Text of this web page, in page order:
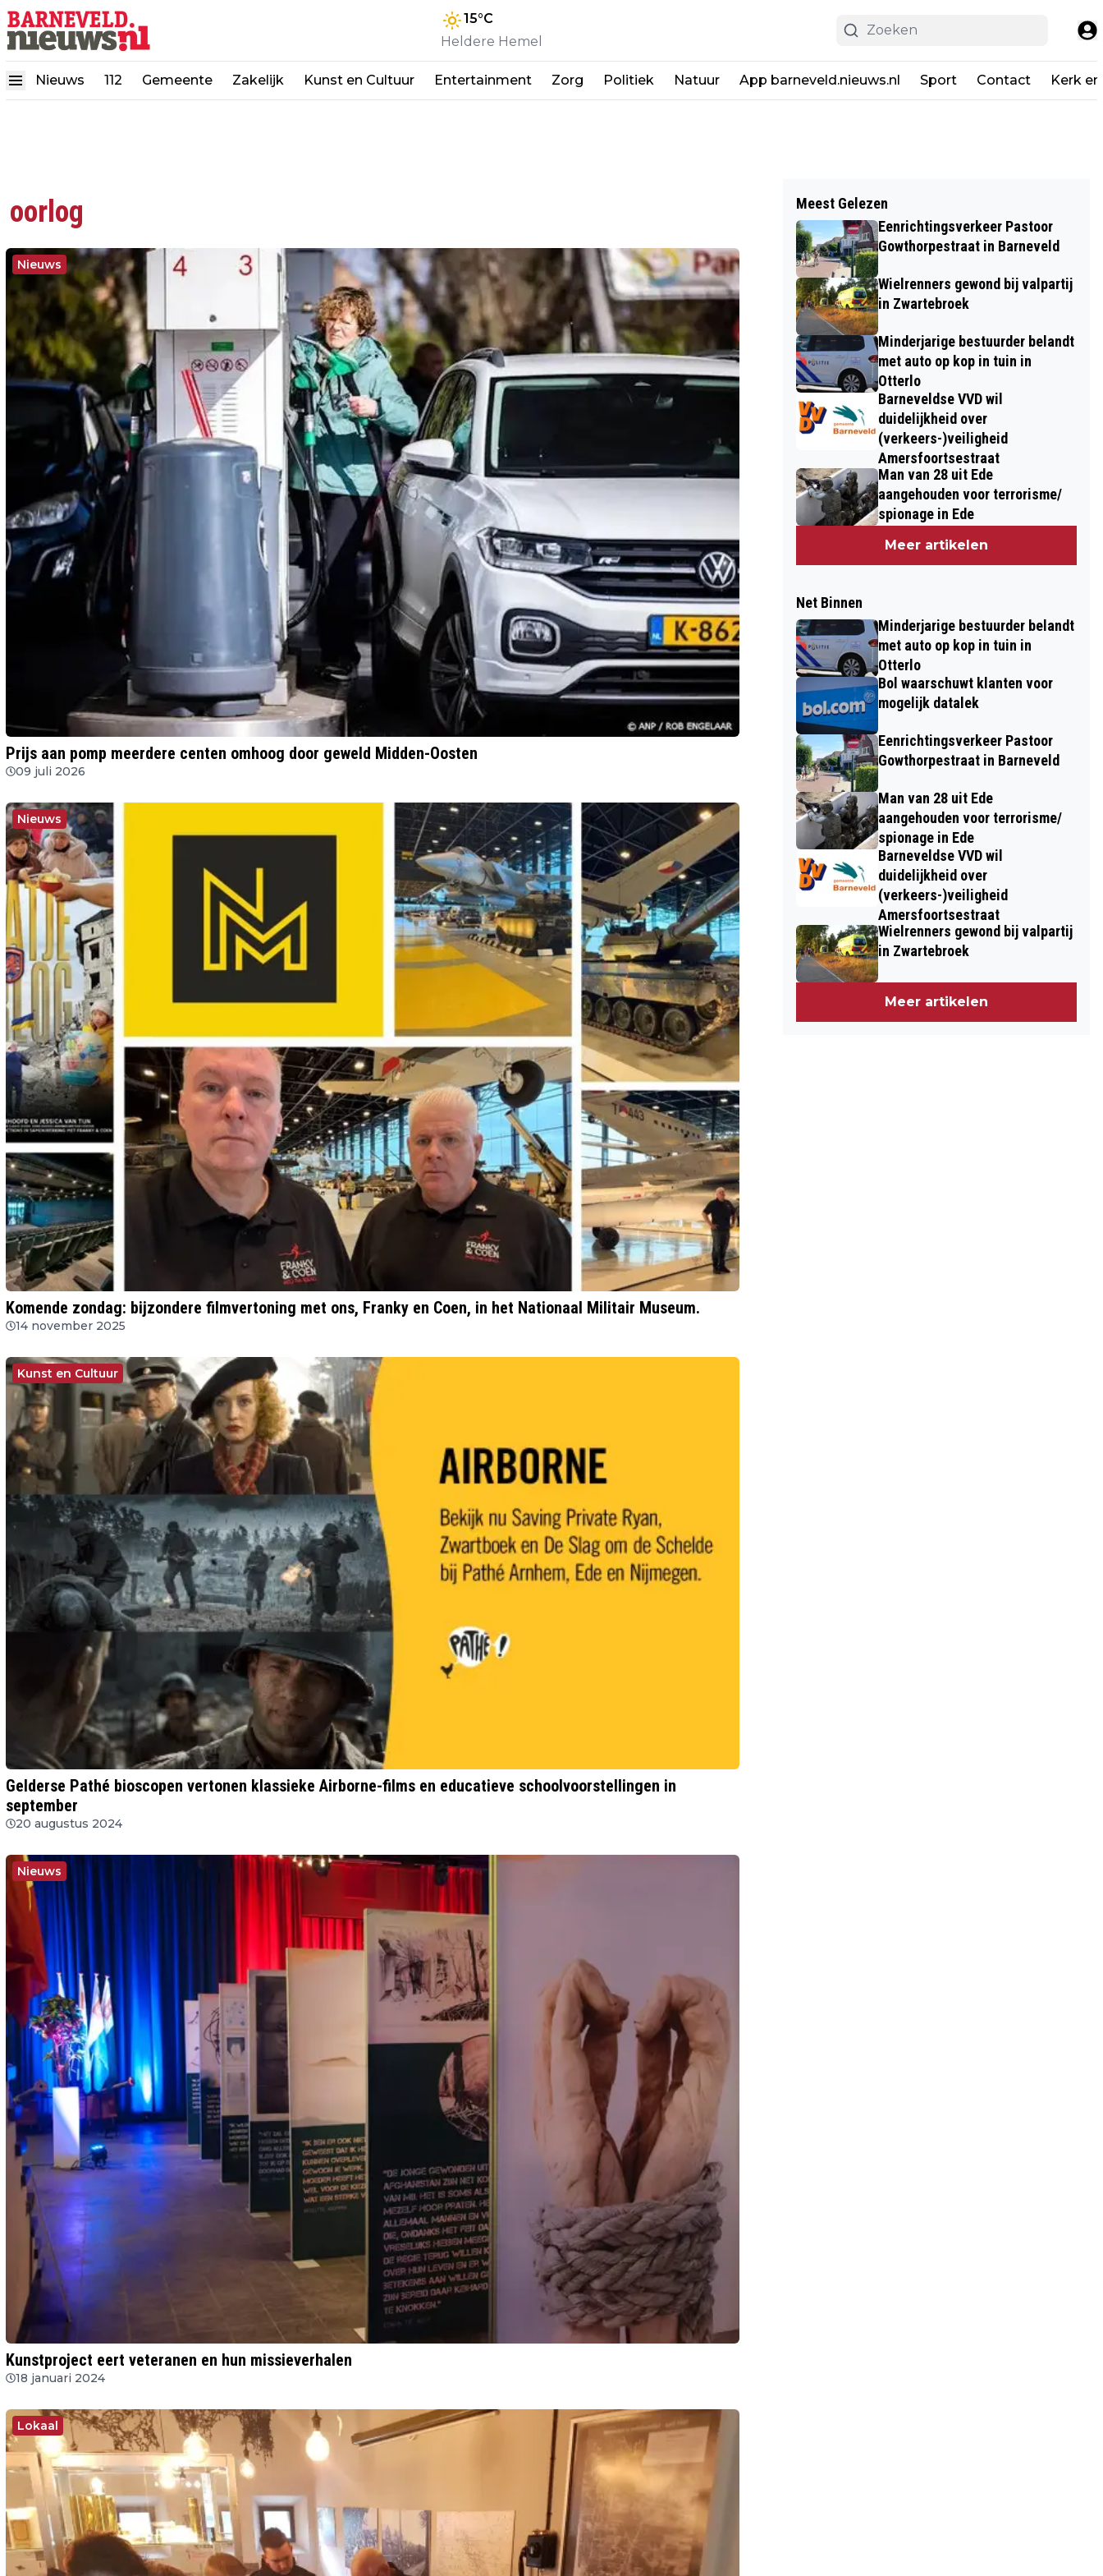
15°C
Heldere Hemel
Nieuws 112 Gemeente Zakelijk Kunst en Cultuur Entertainment Zorg Politiek Natuur App barneveld.nieuws.nl Sport Contact Kerk
oorlog
Nieuws
Prijs aan pomp meerdere centen omhoog door geweld Midden-Oosten
09 juli 2026
Nieuws
Komende zondag: bijzondere filmvertoning met ons, Franky en Coen, in het Nationaal Militair Museum.
14 november 2025
Kunst en Cultuur
Gelderse Pathé bioscopen vertonen klassieke Airborne-films en educatieve schoolvoorstellingen in
september
20 augustus 2024
Nieuws
Kunstproject eert veteranen en hun missieverhalen
18 januari 2024
Lokaal
Meest Gelezen
Eenrichtingsverkeer Pastoor
Gowthorpestraat in Barneveld
Wielrenners gewond bij valpartij
in Zwartebroek
Minderjarige bestuurder belandt
met auto op kop in tuin in
Otterlo
Barneveldse VVD wil
duidelijkheid over
(verkeers-)veiligheid
Amersfoortsestraat
Man van 28 uit Ede
aangehouden voor terrorisme/
spionage in Ede
Meer artikelen
Net Binnen
Minderjarige bestuurder belandt
met auto op kop in tuin in
Otterlo
Bol waarschuwt klanten voor
mogelijk datalek
Eenrichtingsverkeer Pastoor
Gowthorpestraat in Barneveld
Man van 28 uit Ede
aangehouden voor terrorisme/
spionage in Ede
Barneveldse VVD wil
duidelijkheid over
(verkeers-)veiligheid
Amersfoortsestraat
Wielrenners gewond bij valpartij
in Zwartebroek
Meer artikelen